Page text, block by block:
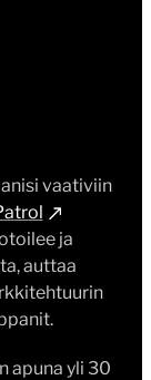
vaativiin
ja
auttaa
apuna yli 30